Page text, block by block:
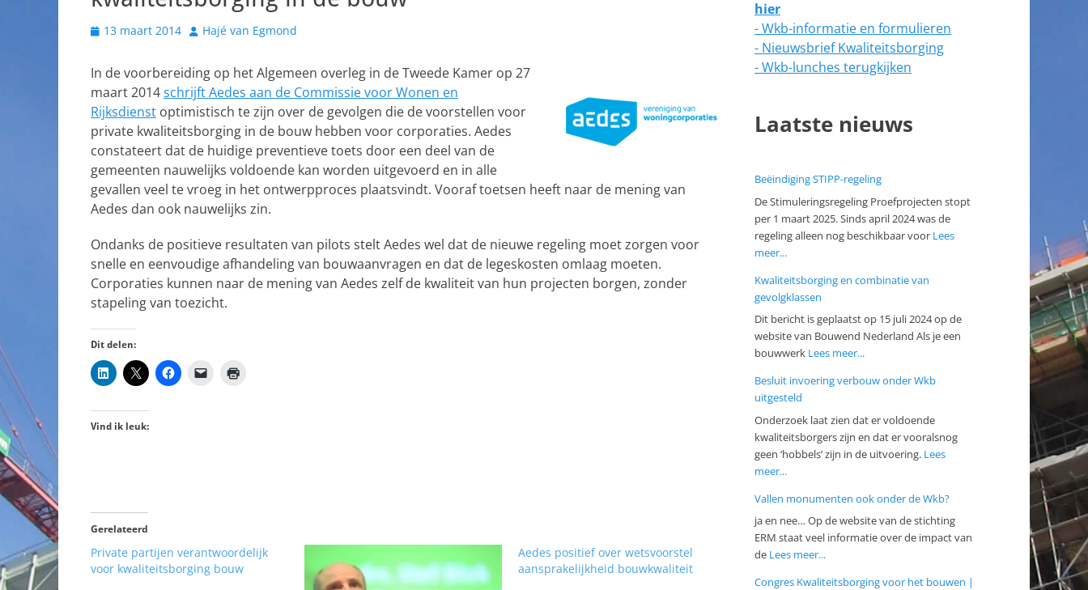
Geplaatst
13 maart 2014 Auteur
Hajé van Egmond
In de voorbereiding op het Algemeen overleg in de Tweede Kamer op 27
maart 2014schrijft Aedes aan de Commissie voor Wonen en
Rijksdienst optimistisch te zijn over de gevolgen die de voorstellen voor
private kwaliteitsborging in de bouw hebben voor corporaties. Aedes
constateert dat de huidige preventieve toets door een deel van de
gemeenten nauwelijks voldoende kan worden uitgevoerd en in alle
gevallen veel te vroeg in het ontwerpproces plaatsvindt. Vooraf toetsen heeft naar de mening van
Aedes dan ook nauwelijks zin.
Ondanks de positieve resultaten van pilots stelt Aedes wel dat de nieuwe regeling moet zorgen voor
snelle en eenvoudige afhandeling van bouwaanvragen en dat de legeskosten omlaag moeten.
Corporaties kunnen naar de mening van Aedes zelf de kwaliteit van hun projecten borgen, zonder
stapeling van toezicht.
Dit delen:
Vind ik leuk:
Gerelateerd
Private partijen verantwoordelijk
voor kwaliteitsborging bouw
Aedes positief over wetsvoorstel
aansprakelijkheid bouwkwaliteit
hier
- Wkb-informatie en formulieren
- Nieuwsbrief Kwaliteitsborging
- Wkb-lunches terugkijken
Laatste nieuws
Beëindiging STIPP-regeling
De Stimuleringsregeling Proefprojecten stopt
per 1 maart 2025. Sinds april 2024 was de
regeling alleen nog beschikbaar voor Lees
meer...
Kwaliteitsborging en combinatie van
gevolgklassen
Dit bericht is geplaatst op 15 juli 2024 op de
website van Bouwend Nederland Als je een
bouwwerk Lees meer...
Besluit invoering verbouw onder Wkb
uitgesteld
Onderzoek laat zien dat er voldoende
kwaliteitsborgers zijn en dat er vooralsnog
geen ‘hobbels’ zijn in de uitvoering. Lees
meer...
Vallen monumenten ook onder de Wkb?
ja en nee… Op de website van de stichting
ERM staat veel informatie over de impact van
de Lees meer...
Congres Kwaliteitsborging voor het bouwen |